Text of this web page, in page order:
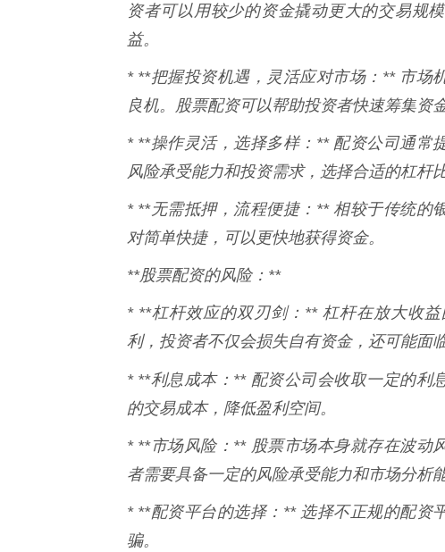
资者可以用较少的资金撬动更大的交易规
益。
* **把握投资机遇，灵活应对市场：** 市场
良机。股票配资可以帮助投资者快速筹集资
* **操作灵活，选择多样：** 配资公司通常
风险承受能力和投资需求，选择合适的杠杆
* **无需抵押，流程便捷：** 相较于传统的
对简单快捷，可以更快地获得资金。
**股票配资的风险：**
* **杠杆效应的双刃剑：** 杠杆在放大收
利，投资者不仅会损失自有资金，还可能面
* **利息成本：** 配资公司会收取一定的利
的交易成本，降低盈利空间。
* **市场风险：** 股票市场本身就存在波动
者需要具备一定的风险承受能力和市场分析能
* **配资平台的选择：** 选择不正规的配资
骗。